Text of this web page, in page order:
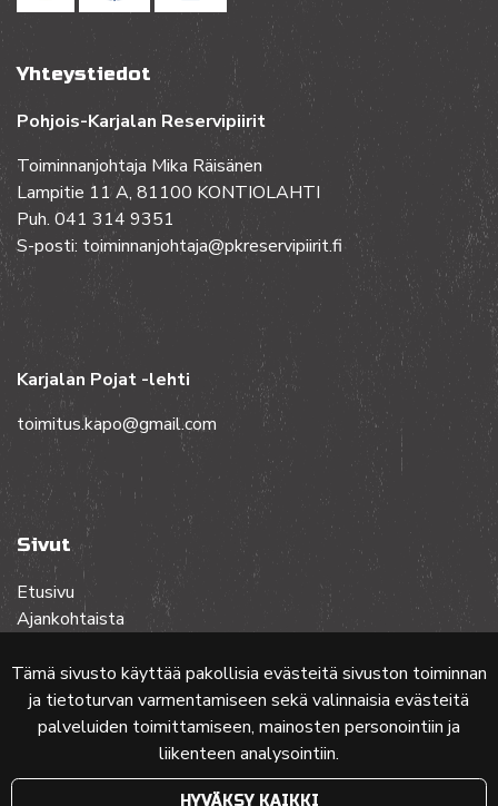
Tämä sivusto käyttää pakollisia evästeitä sivuston toiminnan
ja tietoturvan varmentamiseen sekä valinnaisia evästeitä
palveluiden toimittamiseen, mainosten personointiin ja
liikenteen analysointiin.
HYVÄKSY KAIKKI
Yhteystiedot
Pohjois-Karjalan Reservipiirit
Toiminnanjohtaja Mika Räisänen
Lampitie 11 A, 81100 KONTIOLAHTI
Puh. 041 314 9351
S-posti: toiminnanjohtaja@pkreservipiirit.fi
Karjalan Pojat -lehti
toimitus.kapo@gmail.com
Sivut
Etusivu
Ajankohtaista
Lehdet
Yhteistyössä
Ota yhteyttä
Etusivun karttakuva: MML (Nimeä CC 4.0, muokattu)